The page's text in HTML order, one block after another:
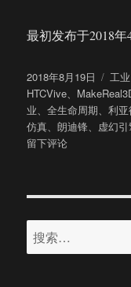
最初发布于2018年
发
布
于
2018年8月19日
分
类
工业
HTCVive、
业、全生命周期、利
仿真、朗迪锋、 虚幻
留下评论
搜
索：